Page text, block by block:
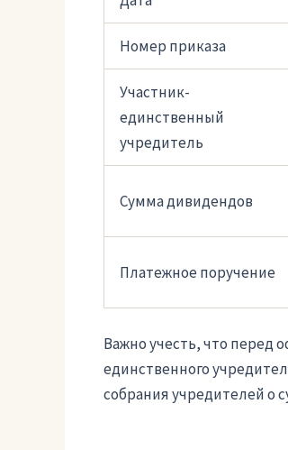
Номер приказа
Участник-
единственный
учредитель
Сумма дивидендов
Платежное поручение
Важно учесть, что перед
единственного
собрания учредителей о